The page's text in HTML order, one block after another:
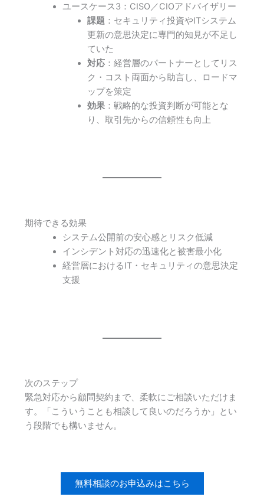
ユースケース3：CISO／CIOアドバイザリー
課題 ：セキュリティ投資やITシステム
更新の意思決定に専門的知見が不足し
ていた
対応：経営層のパートナーとしてリス
ク・コスト両面から助言し、ロードマ
ップを策定
効果：戦略的な投資判断が可能とな
り、取引先からの信頼性も向上
期待できる効果
システム公開前の安心感とリスク低減
インシデント対応の迅速化と被害最小化
経営層におけるIT・セキュリティの意思決定
支援
次のステップ
緊急対応から顧問契約まで、柔軟にご相談いただけま
す。「こういうことも相談して良いのだろうか」とい
う段階でも構いません。
無料相談のお申込みはこちら